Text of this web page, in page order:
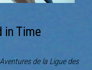
in Time
de la Ligue des